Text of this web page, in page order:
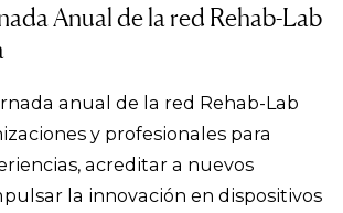
Anual de la red Rehab-Lab
anual de la red Rehab-Lab
y profesionales para
acreditar a nuevos
la innovación en dispositivos